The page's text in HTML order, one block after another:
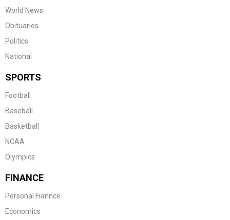
World News
Obituaries
Politics
National
SPORTS
Football
Baseball
Basketball
NCAA
Olympics
FINANCE
Personal Fiannce
Economics